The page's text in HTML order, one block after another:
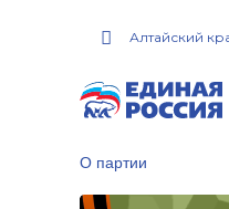
Алтайский
О партии